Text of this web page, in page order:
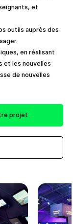
et
outils auprès des
en réalisant
et les nouvelles
de nouvelles
projet